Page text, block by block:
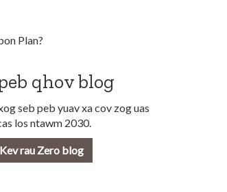
Plan?
qhov blog
seb peb yuav xa cov zog uas
los ntawm 2030.
rau Zero blog